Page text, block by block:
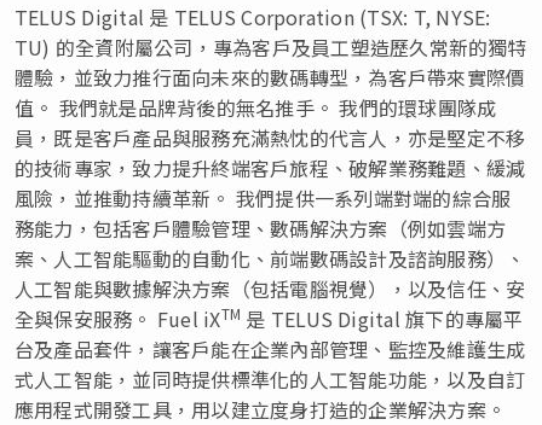
TELUS Digital 是 TELUS Corporation (TSX: T, NYSE:
TU) 的全資附屬公司，專為客戶及員工塑造歷久常新的獨特
體驗，並致力推行面向未來的數碼轉型，為客戶帶來實際價
值。 我們就是品牌背後的無名推手。 我們的環球團隊成
員，既是客戶產品與服務充滿熱忱的代言人，亦是堅定不移
的技術專家，致力提升終端客戶旅程、破解業務難題、緩減
風險，並推動持續革新。 我們提供一系列端對端的綜合服
務能力，包括客戶體驗管理、數碼解決方案（例如雲端方
案、人工智能驅動的自動化、前端數碼設計及諮詢服務）、
人工智能與數據解決方案（包括電腦視覺），以及信任、安
全與保安服務。 Fuel iXTM 是 TELUS Digital 旗下的專屬平
台及產品套件，讓客戶能在企業內部管理、監控及維護生成
式人工智能，並同時提供標準化的人工智能功能，以及自訂
應用程式開發工具，用以建立度身打造的企業解決方案。